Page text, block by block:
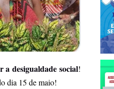
a desigualdade social!
dia 15 de maio!